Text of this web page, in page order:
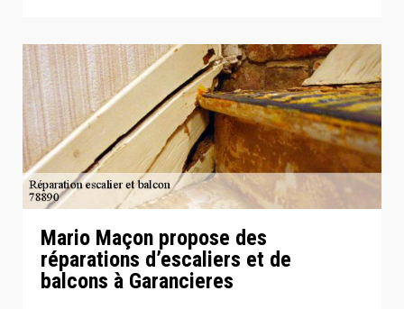
Mario Maçon propose des
réparations d’escaliers et de
balcons à Garancieres